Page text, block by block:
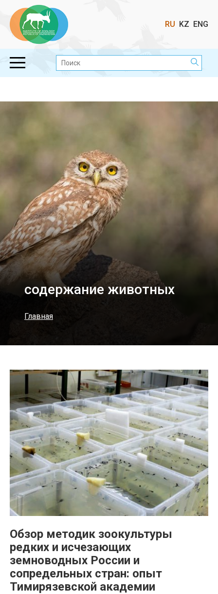
Выбор
RU KZ ENG
Поиск:
содержание животных
Главная
Обзор методик зоокультуры
редких и исчезающих
земноводных России и
сопредельных стран: опыт
Тимирязевской академии